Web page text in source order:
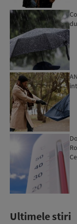
Ultimele stiri